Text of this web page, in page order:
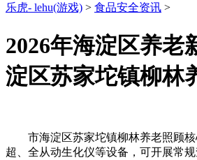
乐虎- lehu(游戏) > 食品安全资讯 >
2026年海淀区养老
淀区苏家坨镇柳林
市海淀区苏家坨镇柳林养老照顾核
超、全从动生化仪等设备，可开展常